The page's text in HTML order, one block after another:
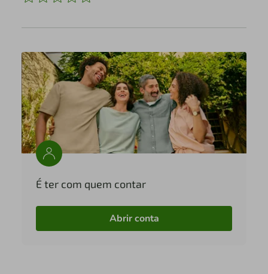
É ter com quem contar
Abrir conta